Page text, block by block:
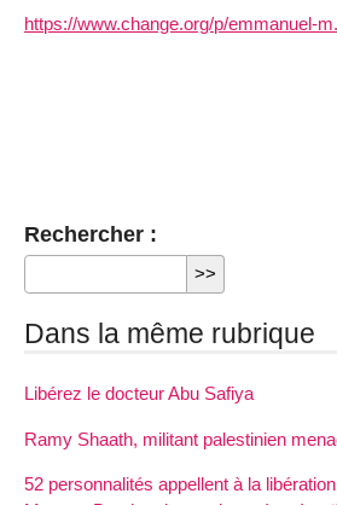
https://www.change.org/p/emmanuel-
Rechercher :
Dans la même rubrique
Libérez le docteur Abu Safiya
Ramy Shaath, militant palestinien
52 personnalités appellent à la